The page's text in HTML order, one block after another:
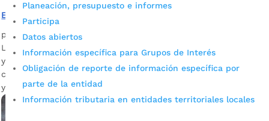
Planeación, presupuesto e informes
Participa
Datos abiertos
Información específica para Grupos de Interés
Obligación de reporte de información específica por
parte de la entidad
Información tributaria en entidades territoriales locales
Esta es la ruta del alumbrado navideño en Bucaramanga
por Mónica María Farfán Sanabria
Llegó diciembre y la capital santandereana se vistió de color
y luz con la instalación del alumbrado navideño. Conozca
cuál es la ruta de iluminación que pueden recorrer propios
y visitantes.